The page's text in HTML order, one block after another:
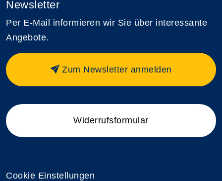
Newsletter
Per E-Mail informieren wir Sie über interessante
Angebote.
Zum Newsletter anmelden
Widerrufsformular
Cookie Einstellungen